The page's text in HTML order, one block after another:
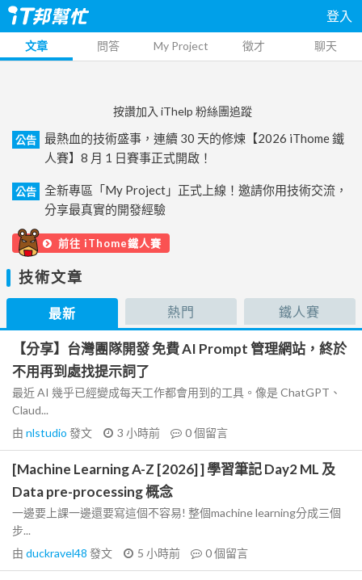
登入
文章 問答 My Project 徵才 聊天
按讚加入 iThelp 粉絲團追蹤
公告
最熱血的技術盛事，連續 30 天的修煉【2026 iThome 鐵
人賽】8 月 1 日賽事正式開啟！
公告
全新專區「My Project」正式上線！邀請你用技術交流，
分享最真實的開發經驗
前往 iThome鐵人賽
技術文章
最新 熱門 鐵人賽
【分享】台灣團隊開發 免費 AI Prompt 管理網站，終於
不用再到處找提示詞了
最近 AI 幾乎已經變成每天工作都會用到的工具。像是 ChatGPT、
Claud...
由 nlstudio 發文 3 小時前 0個留言
[Machine Learning A-Z [2026] ] 學習筆記 Day2 ML 及
Data pre-processing 概念
一邊要上課一邊還要寫這個不容易! 整個machine learning分成三個
步...
由 duckravel48 發文 5 小時前 0個留言